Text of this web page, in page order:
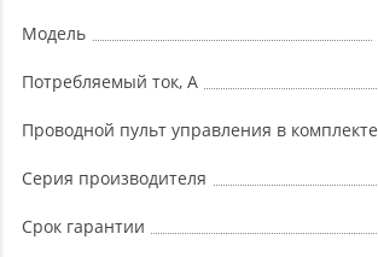
Модель
Потребляемый ток, А
Проводной пульт управления в комплекте
Серия производителя
Срок гарантии